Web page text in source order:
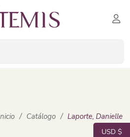
/ Catálogo / Laporte, Danielle
USD $